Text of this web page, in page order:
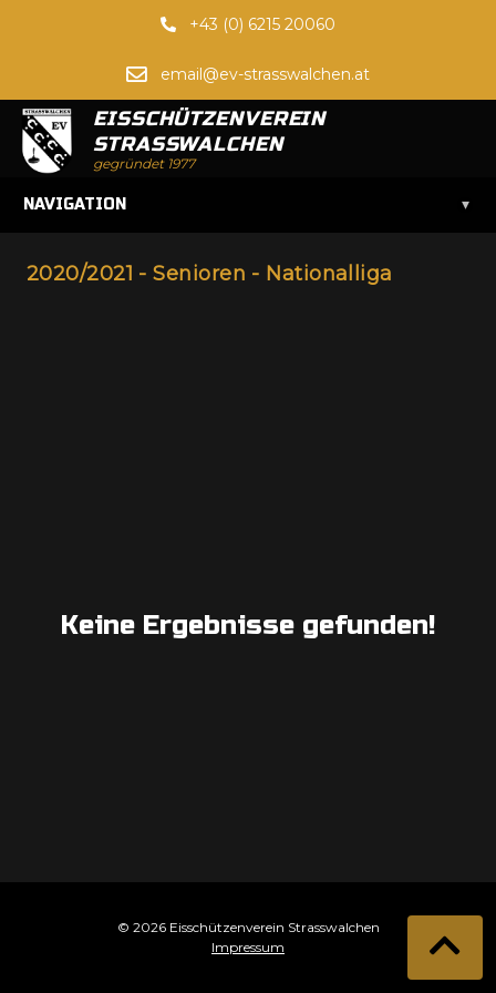
+43 (0) 6215 20060
email@ev-strasswalchen.at
EISSCHÜTZENVEREIN
STRASSWALCHEN
gegründet 1977
NAVIGATION ▾
2020/2021 - Senioren - Nationalliga
Keine Ergebnisse gefunden!
© 2026 Eisschützenverein Strasswalchen
Impressum